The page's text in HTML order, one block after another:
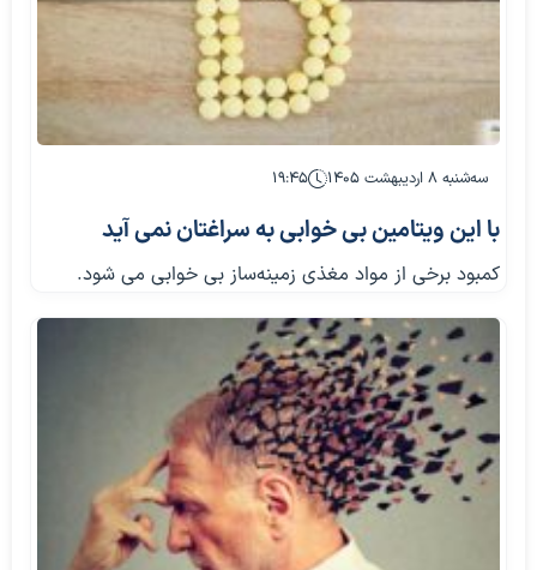
سه‌شنبه ۸ اردیبهشت ۱۴۰۵ ۱۹:۴۵
با این ویتامین بی خوابی به سراغتان نمی آید
کمبود برخی از مواد مغذی زمینه‌ساز بی خوابی می شود.